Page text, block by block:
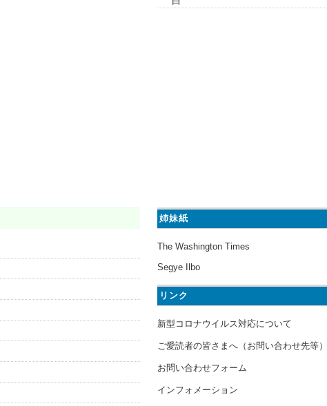
姉妹紙
The Washington Times
Segye Ilbo
リンク
新型コロナウイルス対応について
ご愛読者の皆さまへ（お問い合わせ先等）
お問い合わせフォーム
インフォメーション